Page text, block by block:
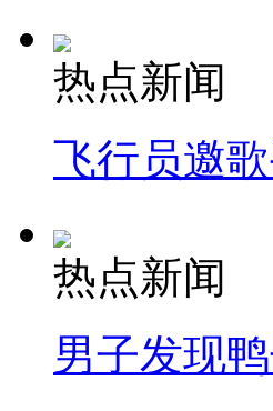
热点新闻
飞行员邀
热点新闻
男子发现